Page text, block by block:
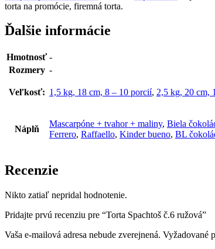
torta na promócie, firemná torta.
Ďalšie informácie
Hmotnosť -
Rozmery -
Veľkosť: 1,5 kg, 18 cm, 8 – 10 porcií, 2,5 kg, 20 cm,
Náplň
Mascarpóne + tvahor + maliny, Biela
Ferrero, Raffaello, Kinder bueno, BL
Recenzie
Nikto zatiaľ nepridal hodnotenie.
Pridajte prvú recenziu pre “Torta Spachtoš č.6 ružová”
Vaša e-mailová adresa nebude zverejnená. Vyžadované